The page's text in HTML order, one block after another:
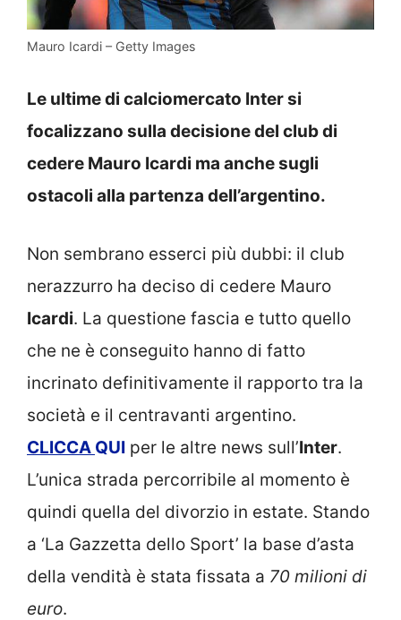
Mauro Icardi – Getty Images
Le ultime di calciomercato Inter si
focalizzano sulla decisione del club di
cedere Mauro Icardi ma anche sugli
ostacoli alla partenza dell’argentino.
Non sembrano esserci più dubbi: il club
nerazzurro ha deciso di cedere Mauro
Icardi. La questione fascia e tutto quello
che ne è conseguito hanno di fatto
incrinato definitivamente il rapporto tra la
società e il centravanti argentino.
CLICCA QUI per le altre news sull’Inter.
L’unica strada percorribile al momento è
quindi quella del divorzio in estate. Stando
a ‘La Gazzetta dello Sport’ la base d’asta
della vendità è stata fissata a 70 milioni di
euro.